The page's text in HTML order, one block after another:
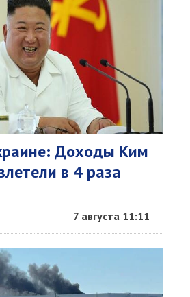
Доходы Ким
в 4 раза
7 августа 11:11